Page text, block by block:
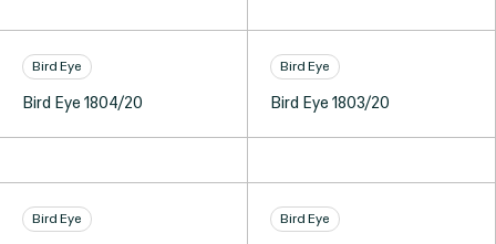
Bird Eye
Bird Eye 1804/20
Bird Eye
Bird Eye 1803/20
Bird Eye Bird Eye